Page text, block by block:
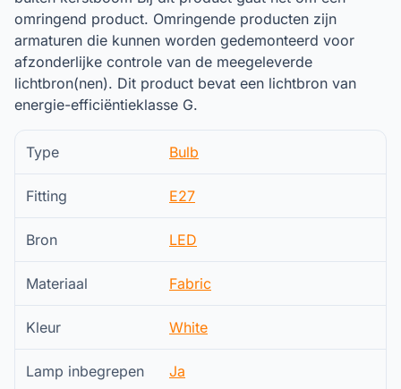
omringend product. Omringende producten zijn
armaturen die kunnen worden gedemonteerd voor
afzonderlijke controle van de meegeleverde
lichtbron(nen). Dit product bevat een lichtbron van
energie-efficiëntieklasse G.
Type Bulb
Fitting E27
Bron LED
Materiaal Fabric
Kleur White
Lamp inbegrepen Ja